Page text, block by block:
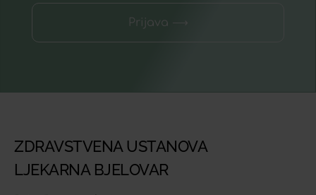
Prijava ⟶
ZDRAVSTVENA USTANOVA
LJEKARNA BJELOVAR